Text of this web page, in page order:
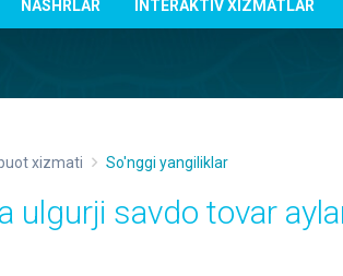
NASHRLAR INTERAKTIV XIZMATLAR
xizmati So'nggi yangiliklar
ulgurji savdo tovar